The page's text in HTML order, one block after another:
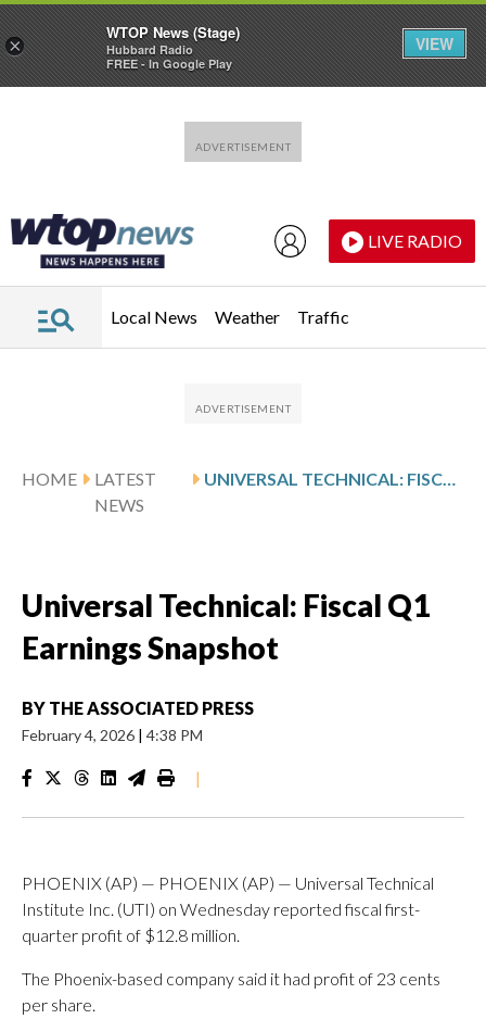
LIVE RADIO
Local News Weather Traffic
HOME
LATEST
NEWS
UNIVERSAL TECHNICAL: FISCAL Q1 EARNINGS SNAPSHOT
Universal Technical: Fiscal Q1
Earnings Snapshot
BY THE ASSOCIATED PRESS
February 4, 2026 | 4:38 PM
|
PHOENIX (AP) — PHOENIX (AP) — Universal Technical
Institute Inc. (UTI) on Wednesday reported fiscal first-
quarter profit of $12.8 million.
The Phoenix-based company said it had profit of 23 cents
per share.
×
WTOP News (Stage)
Hubbard Radio
FREE - In Google Play
VIEW